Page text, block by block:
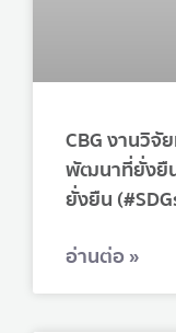
CBG งานวิจั
พัฒนาที่ยั่งยื
ยั่งยืน
อ่านต่อ »